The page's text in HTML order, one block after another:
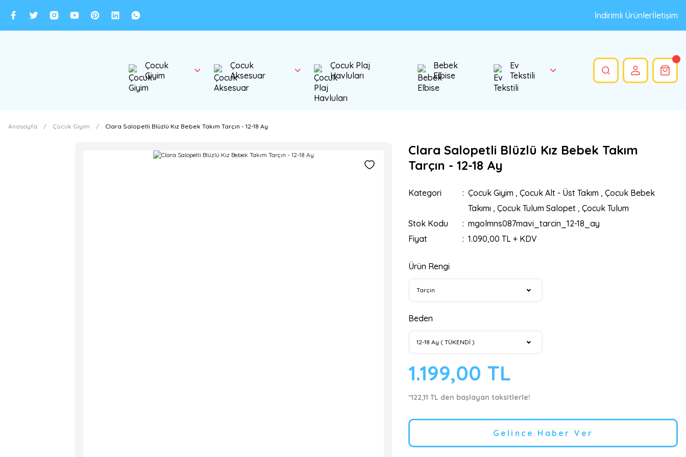
İndirimli Ürünlerİletişim
Çocuk
Giyim
Çocuk
Aksesuar
Çocuk Plaj
Havluları
Bebek
Elbise
Ev
Tekstili
Anasayfa Çocuk Giyim Clara Salopetli Blüzlü Kız Bebek Takım Tarçın - 12-18 Ay
Clara Salopetli Blüzlü Kız Bebek Takım
Tarçın - 12-18 Ay
Kategori Çocuk Giyim , Çocuk Alt - Üst Takım , Çocuk Bebek
Takımı , Çocuk Tulum Salopet , Çocuk Tulum
Stok Kodu
mgolmns087mavi_tarcin_12-18_ay
Fiyat
1.090,00 TL + KDV
Ürün Rengi
Beden
1.199,00 TL
*122,11 TL den başlayan taksitlerle!
Gelince Haber Ver